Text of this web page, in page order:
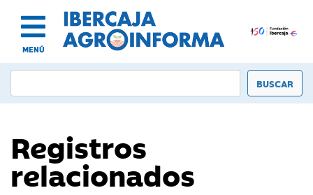
MENÚ
Registros
relacionados